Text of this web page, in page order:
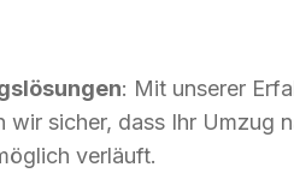
: Mit unserer
wir sicher, dass Ihr Umzug
verläuft.